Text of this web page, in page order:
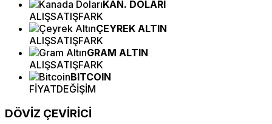
KAN. DOLARI
ALIŞSATIŞFARK
ÇEYREK ALTIN
ALIŞSATIŞFARK
GRAM ALTIN
ALIŞSATIŞFARK
BITCOIN
FİYATDEĞİŞİM
DÖVİZ ÇEVİRİCİ